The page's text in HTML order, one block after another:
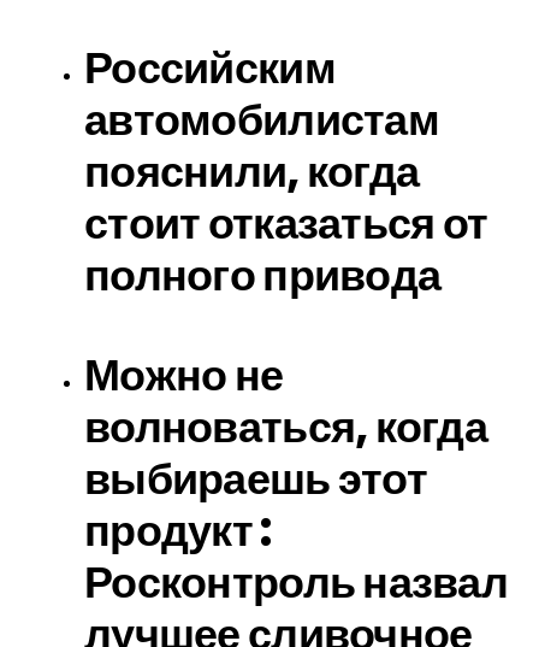
Российским
автомобилистам
пояснили, когда
стоит отказаться от
полного привода
Можно не
волноваться, когда
выбираешь этот
продукт :
Росконтроль назвал
лучшее сливочное